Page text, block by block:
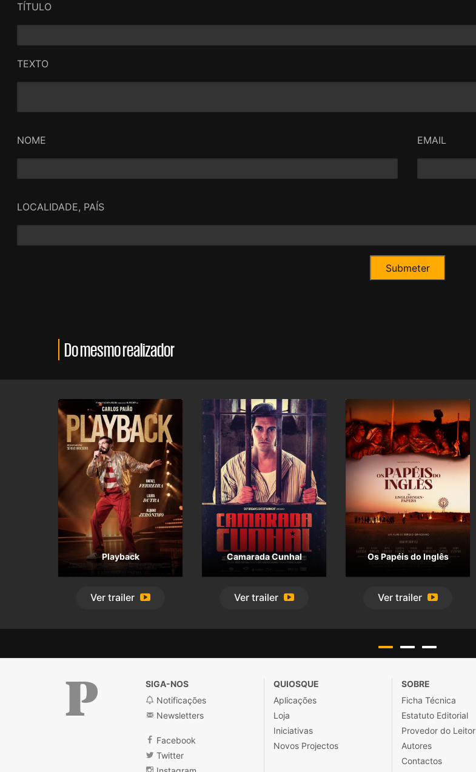
TÍTULO
TEXTO
NOME EMAIL
LOCALIDADE, PAÍS
Do mesmo realizador
Playback
Ver trailer
Camarada Cunhal
Ver trailer
Os Papéis do Inglês
Ver trailer
Público
SIGA-NOS
Notificações
Newsletters
Facebook
Twitter
QUIOSQUE
Aplicações
Loja
Iniciativas
Novos Projectos
SOBRE
Ficha Técnica
Estatuto Editorial
Provedor do Leitor
Autores
Contactos